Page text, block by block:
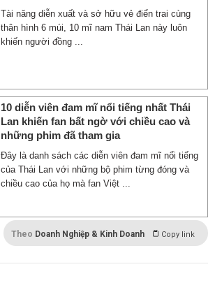
Tài năng diễn xuất và sở hữu vẻ điển trai cùng
thân hình 6 múi, 10 mĩ nam Thái Lan này luôn
khiến người đồng ...
10 diễn viên đam mĩ nổi tiếng nhất Thái
Lan khiến fan bất ngờ với chiều cao và
những phim đã tham gia
Đây là danh sách các diễn viên đam mĩ nổi tiếng
của Thái Lan với những bộ phim từng đóng và
chiều cao của họ mà fan Việt ...
Theo Doanh Nghiệp & Kinh Doanh Copy link